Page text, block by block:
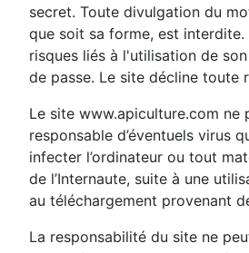
secret. Toute divulgation du
que soit sa forme, est interdite.
risques liés à l'utilisation de
de passe. Le site décline toute
Le site www.apiculture.com ne
responsable d’éventuels virus
infecter l’ordinateur ou tout
de l’Internaute, suite à une
au téléchargement provenant
La responsabilité du site ne